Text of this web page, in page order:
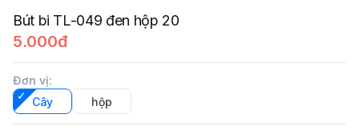
Bút bi TL-049 đen hộp 20
5.000đ
Đơn vị:
Cây
hộp